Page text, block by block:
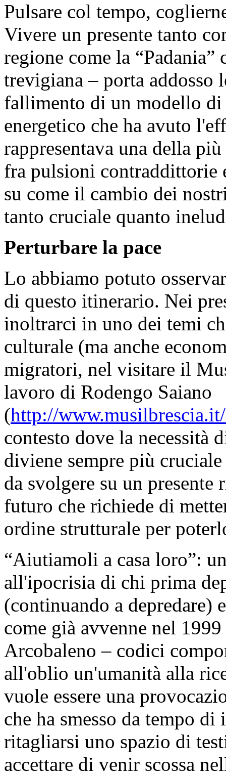
Pulsare col tempo,
Vivere un presente tanto
regione come la “Padania”
trevigiana – porta addosso
fallimento di un modello
energetico che ha avuto
rappresentava una della
fra pulsioni contraddittorie
su come il cambio dei
tanto cruciale quanto
Perturbare la pace
Lo abbiamo potuto
di questo itinerario. Nei
inoltrarci in uno dei temi
culturale (ma anche
migratori, nel visitare il
lavoro di Rodengo Saiano
(http://
contesto dove la necessità
diviene sempre più
da svolgere su un presente
futuro che richiede di
ordine strutturale per
“Aiutiamoli a casa loro”:
all'ipocrisia di chi prima
(continuando a depredare)
come già avvenne nel
Arcobaleno – codici
all'oblio un'umanità alla
vuole essere una
che ha smesso da tempo
ritagliarsi uno spazio di
accettare di venir scossa